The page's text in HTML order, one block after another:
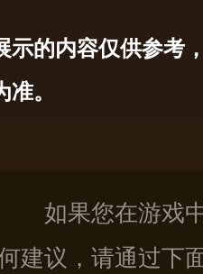
示的内容仅供参考
。
如果您在游戏
建议，请通过下